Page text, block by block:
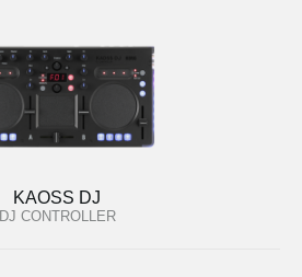
KAOSS DJ
DJ CONTROLLER